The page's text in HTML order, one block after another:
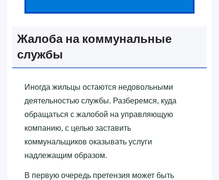
Жалоба на коммунальные
службы
Иногда жильцы остаются недовольными
деятельностью службы. Разберемся, куда
обращаться с жалобой на управляющую
компанию, с целью заставить
коммунальщиков оказывать услуги
надлежащим образом.
В первую очередь претензия может быть